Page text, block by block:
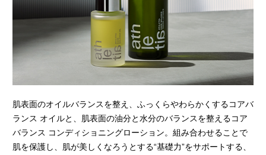
肌表面のオイルバランスを整え、ふっくらやわらかくするコアバ
ランス オイルと、肌表面の油分と水分のバランスを整えるコア
バランス コンディショニングローション。組み合わせることで
肌を保護し、肌が美しくなろうとする“基礎力”をサポートする、